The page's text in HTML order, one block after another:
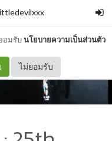
อมรับนโยบายความเป็นส่วนตัว
ไม่ยอมรับ